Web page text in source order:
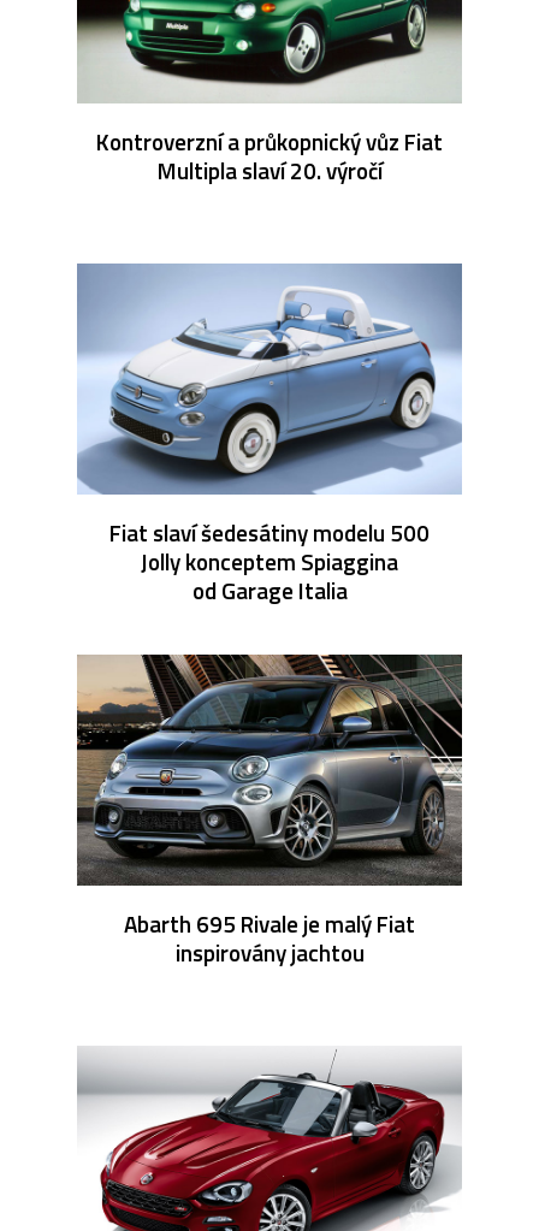
Kontroverzní a průkopnický vůz Fiat
Multipla slaví 20. výročí
Fiat slaví šedesátiny modelu 500
Jolly konceptem Spiaggina
od Garage Italia
Abarth 695 Rivale je malý Fiat
inspirovány jachtou